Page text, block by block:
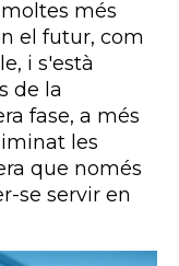
més
el futur, com
i s'està
de la
fase, a més
les
que només
se servir en